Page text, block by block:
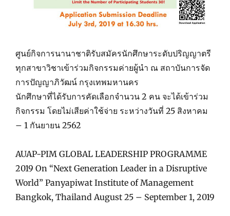
ศูนย์กิจการนานาชาติรับสมัครนักศึกษาระดับปริญญาตรี
ทุกสาขาวิชาเข้าร่วมกิจกรรมค่ายผู้นำ ณ สถาบันการจัด
การปัญญาภิวัฒน์ กรุงเทพมหานคร
นักศึกษาที่ได้รับการคัดเลือกจำนวน 2 คน จะได้เข้าร่วม
กิจกรรม โดยไม่เสียค่าใช้จ่าย ระหว่างวันที่ 25 สิงหาคม
– 1 กันยายน 2562
AUAP-PIM GLOBAL LEADERSHIP PROGRAMME
2019 On “Next Generation Leader in a Disruptive
World” Panyapiwat Institute of Management
Bangkok, Thailand August 25 – September 1, 2019